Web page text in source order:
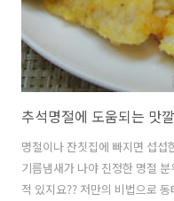
추석명절에 도움되는 맛
명절이나 잔칫집에 빠지면 섭섭
기름냄새가 나야 진정한 명절
적 있지요?? 저만의 비법으로